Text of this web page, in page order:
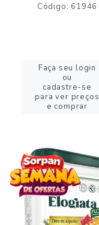
Código: 61946
Faça seu login
ou
cadastre-se
para ver preços
e comprar